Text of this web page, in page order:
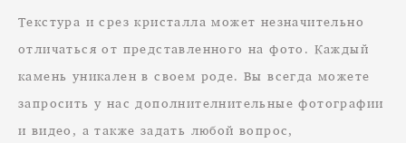
Текстура и срез кристалла может незначительно
отличаться от представленного на фото. Каждый
камень уникален в своем роде. Вы всегда можете
запросить у нас дополнителнительные фотографии
и видео, а также задать любой вопрос,